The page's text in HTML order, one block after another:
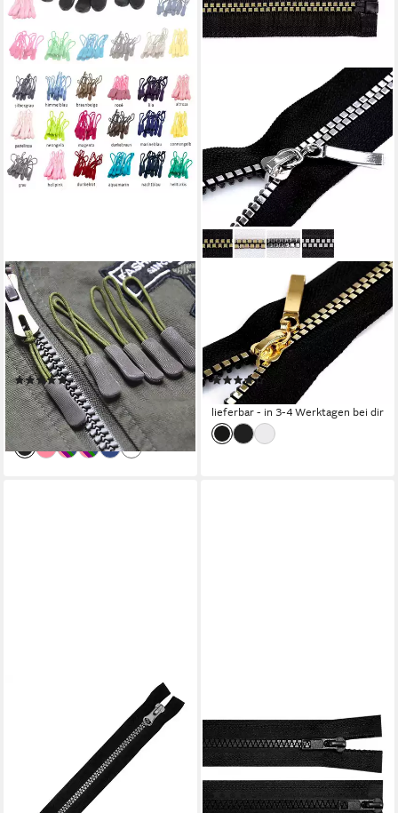
MADDMA
Reißverschluss 10
Zipperschlaufen
Reißverschlussanhänger
Verlängerung Farbwahl,
schwarz
(5)
2,77 €
(0,28 €/ 1 Stk)
lieferbar - in 3-4 Werktagen bei dir
+57
Reißverschluss 1 Profil-
Reißverschluss 5mm Nonlock
teilbar Würfel-Design,
schwarz gold70cm
ab 3,09 €
lieferbar - in 3-4 Werktagen bei dir
Reißverschluss 2-Wege 5mm
100cm teilbar Autolock
(1)